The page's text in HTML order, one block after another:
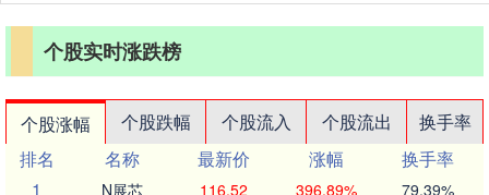
个股实时涨跌榜
个股涨幅 个股跌幅 个股流入 个股流出
换手率
排名
名称 最新价 涨幅
换手率
1
N展芯 116.52 396.89% 79.39%